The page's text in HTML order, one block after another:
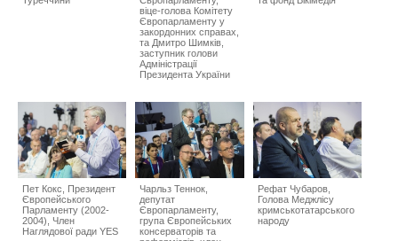
віце-голова Комітету
Європарламенту у
закордонних справах,
та Дмитро Шимків,
заступник голови
Адміністрації
Президента України
Пет Кокс, Президент
Європейського
Парламенту (2002-
2004), Член
Наглядової ради YES
Чарльз Теннок,
депутат
Європарламенту,
група Європейських
консерваторів та
Рефат Чубаров,
Голова Меджлісу
кримськотатарського
народу